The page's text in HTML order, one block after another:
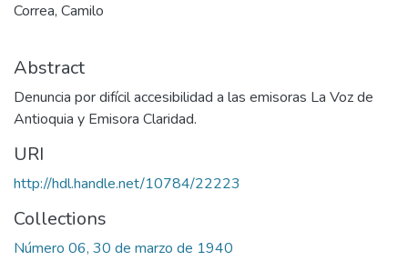
Correa, Camilo
Abstract
Denuncia por difícil accesibilidad a las emisoras La Voz de
Antioquia y Emisora Claridad.
URI
http://hdl.handle.net/10784/22223
Collections
Número 06, 30 de marzo de 1940